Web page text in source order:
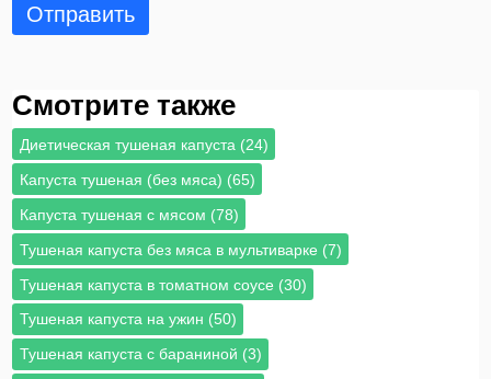
Отправить
Смотрите также
Диетическая тушеная капуста (24)
Капуста тушеная (без мяса) (65)
Капуста тушеная с мясом (78)
Тушеная капуста без мяса в мультиварке (7)
Тушеная капуста в томатном соусе (30)
Тушеная капуста на ужин (50)
Тушеная капуста с бараниной (3)